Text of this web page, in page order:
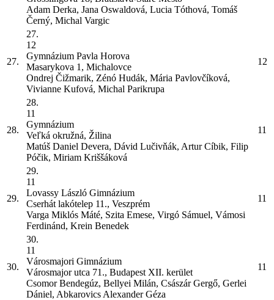
Adam Derka, Jana Oswaldová, Lucia Tóthová, Tomáš
Černý, Michal Vargic
27.
27.
12
Gymnázium Pavla Horova
Masarykova 1, Michalovce
Ondrej Čižmarik, Zénó Hudák, Mária Pavlovčíková,
Vivianne Kufová, Michal Parikrupa
12
28.
28.
11
Gymnázium
Veľká okružná, Žilina
Matúš Daniel Devera, Dávid Lučivňák, Artur Cíbik, Filip
Póčik, Miriam Kriššáková
11
29.
29.
11
Lovassy László Gimnázium
Cserhát lakótelep 11., Veszprém
Varga Miklós Máté, Szita Emese, Virgó Sámuel, Vámosi
Ferdinánd, Krein Benedek
11
30.
30.
11
Városmajori Gimnázium
Városmajor utca 71., Budapest XII. kerület
Csomor Bendegúz, Bellyei Milán, Császár Gergő, Gerlei
Dániel, Abkarovics Alexander Géza
11